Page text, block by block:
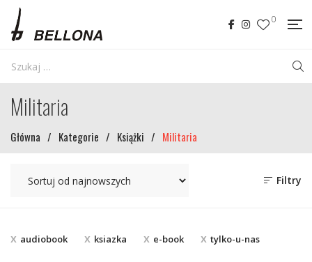
0
Militaria
Główna / Kategorie / Książki / Militaria
Filtry
audiobook ksiazka e-book tylko-u-nas